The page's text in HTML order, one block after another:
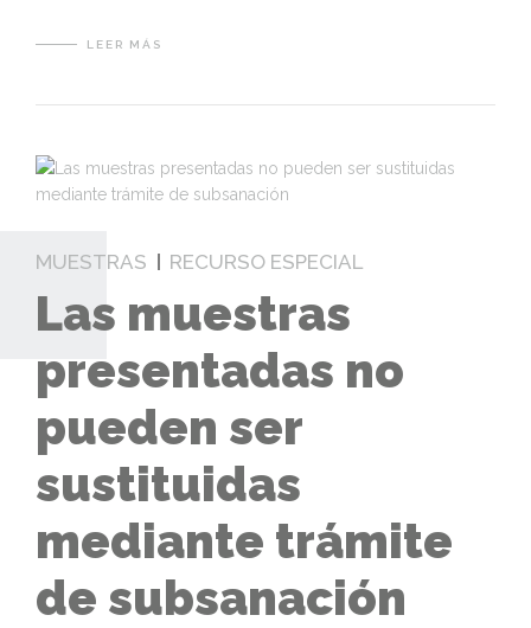
LEER MÁS
MUESTRAS RECURSO ESPECIAL
Las muestras
presentadas no
pueden ser
sustituidas
mediante trámite
de subsanación